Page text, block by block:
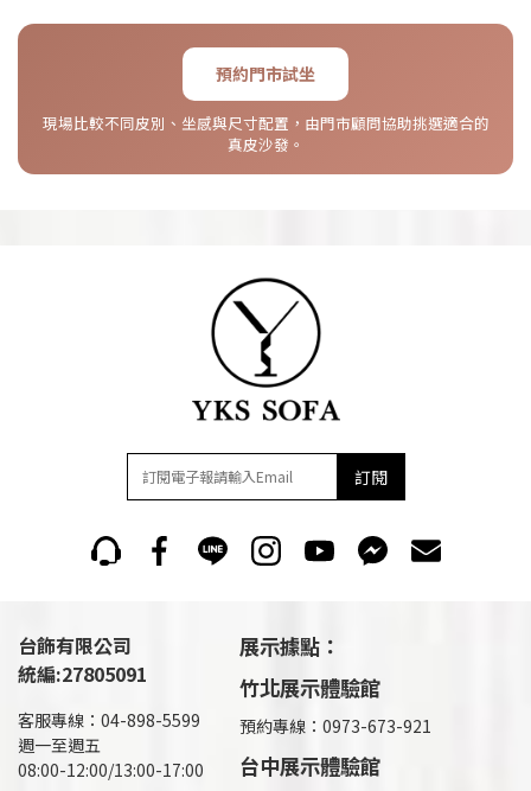
預約門市試坐
現場比較不同皮別、坐感與尺寸配置，由門市顧問協助挑選適合的
真皮沙發。
訂閱
台飾有限公司
統編:27805091
客服專線：04-898-5599
週一至週五
08:00-12:00/13:00-17:00
展示據點：
竹北展示體驗館
預約專線：0973-673-921
台中展示體驗館